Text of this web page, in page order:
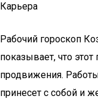
Карьера
Рабочий гороскоп
показывает, что
продвижения.
принесет с собой и